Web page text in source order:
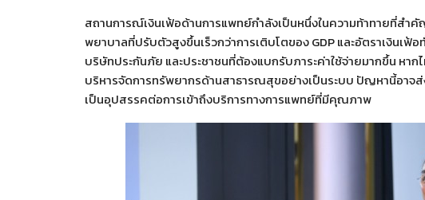
สถานการณ์เงินเฟ้อด้านการแพทย์กำลังเป็นหนึ่งในความท้าทายที่สำ
พยาบาลที่ปรับตัวสูงขึ้นเร็วกว่าการเติบโตของ GDP และอัตราเงินเ
บริษัทประกันภัย และประชาชนที่ต้องแบกรับภาระค่าใช้จ่ายมากขึ้น หา
บริหารจัดการทรัพยากรด้านสาธารณสุขอย่างเป็นระบบ ปัญหานี้อาจ
เป็นอุปสรรคต่อการเข้าถึงบริการทางการแพทย์ที่มีคุณภาพ